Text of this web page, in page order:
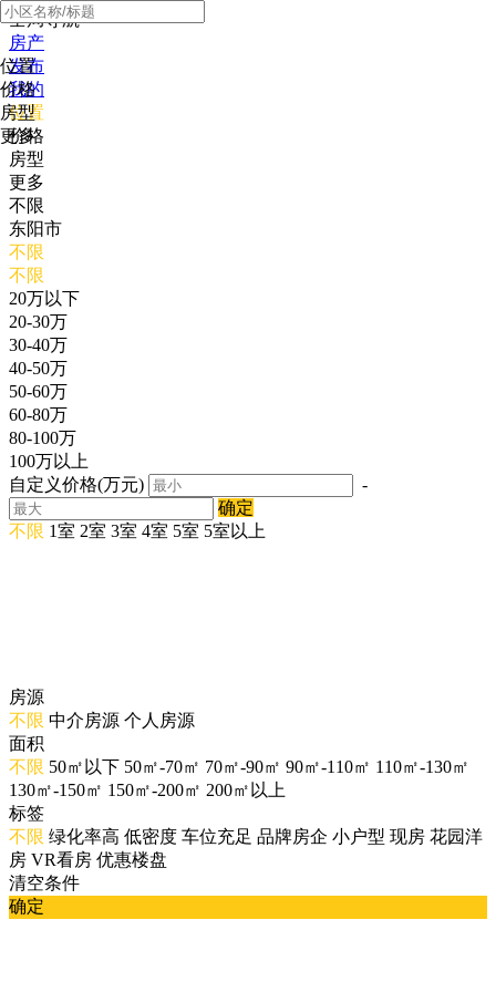
全局导航
房产
发布
我的
位置
价格
房型
更多
位置
价格
房型
更多
不限
东阳市
不限
不限
20万以下
20-30万
30-40万
40-50万
50-60万
60-80万
80-100万
100万以上
自定义价格(万元)
-
确定
不限 1室 2室 3室 4室 5室 5室以上
房源
不限 中介房源 个人房源
面积
不限 50㎡以下 50㎡-70㎡ 70㎡-90㎡ 90㎡-110㎡ 110㎡-130㎡
130㎡-150㎡ 150㎡-200㎡ 200㎡以上
标签
不限 绿化率高 低密度 车位充足 品牌房企 小户型 现房 花园洋
房 VR看房 优惠楼盘
清空条件
确定